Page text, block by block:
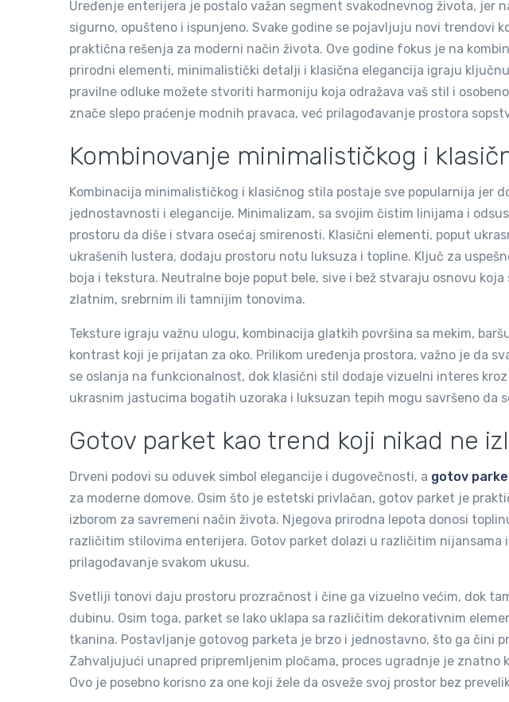
Uređenje enterijera je postalo važan segment svakodnevnog života, jer
sigurno, opušteno i ispunjeno. Svake godine se pojavljuju novi trendovi
praktična rešenja za moderni način života. Ove godine fokus je na
prirodni elementi, minimalistički detalji i klasična elegancija igraju
pravilne odluke možete stvoriti harmoniju koja odražava vaš stil i
znače slepo praćenje modnih pravaca, već prilagođavanje prostora
Kombinovanje minimalističkog i
Kombinacija minimalističkog i klasičnog stila postaje sve popularnija jer
jednostavnosti i elegancije. Minimalizam, sa svojim čistim linijama i
prostoru da diše i stvara osećaj smirenosti. Klasični elementi, poput
ukrašenih lustera, dodaju prostoru notu luksuza i topline. Ključ za
boja i tekstura. Neutralne boje poput bele, sive i bež stvaraju osnovu
zlatnim, srebrnim ili tamnijim tonovima.
Teksture igraju važnu ulogu, kombinacija glatkih površina sa mekim,
kontrast koji je prijatan za oko. Prilikom uređenja prostora, važno je da
se oslanja na funkcionalnost, dok klasični stil dodaje vizuelni interes
ukrasnim jastucima bogatih uzoraka i luksuzan tepih mogu savršeno da
Gotov parket kao trend koji nikad ne
Drveni podovi su oduvek simbol elegancije i dugovečnosti, a gotov
za moderne domove. Osim što je estetski privlačan, gotov parket je
izborom za savremeni način života. Njegova prirodna lepota donosi
različitim stilovima enterijera. Gotov parket dolazi u različitim nijansama
prilagođavanje svakom ukusu.
Svetliji tonovi daju prostoru prozračnost i čine ga vizuelno većim, dok
dubinu. Osim toga, parket se lako uklapa sa različitim dekorativnim
tkanina. Postavljanje gotovog parketa je brzo i jednostavno, što ga čini
Zahvaljujući unapred pripremljenim pločama, proces ugradnje je znatno
Ovo je posebno korisno za one koji žele da osveže svoj prostor bez